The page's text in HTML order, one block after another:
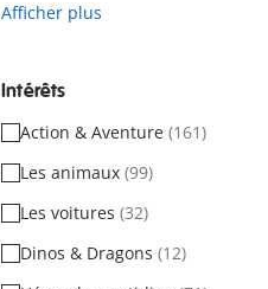
Afficher plus
Intérêts
Action & Aventure (161)
Les animaux (99)
Les voitures (32)
Dinos & Dragons (12)